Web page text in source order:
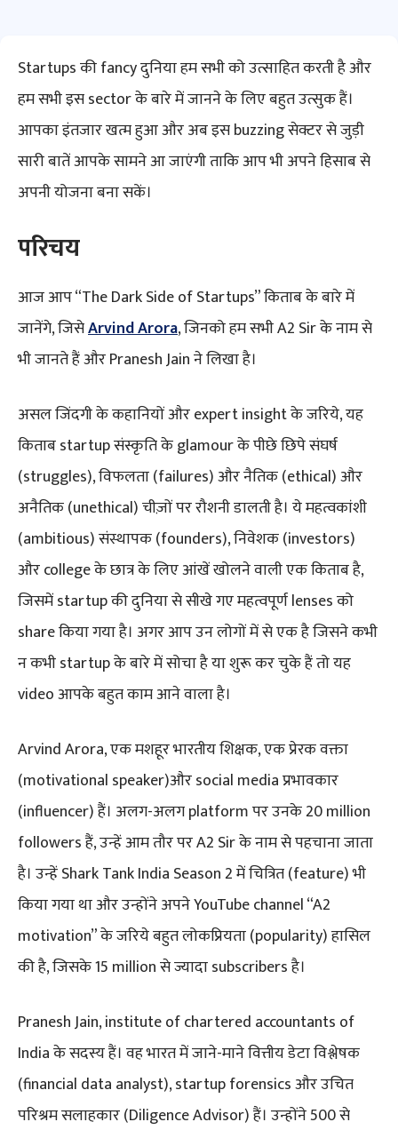
Startups की fancy दुनिया हम सभी को उत्साहित करती है और
हम सभी इस sector के बारे में जानने के लिए बहुत उत्सुक हैं।
आपका इंतजार खत्म हुआ और अब इस buzzing सेक्टर से जुड़ी
सारी बातें आपके सामने आ जाएंगी ताकि आप भी अपने हिसाब से
अपनी योजना बना सकें।
परिचय
आज आप “The Dark Side of Startups” किताब के बारे में
जानेंगे, जिसेArvind Arora, जिनको हम सभी A2 Sir के नाम से
भी जानते हैं और Pranesh Jain ने लिखा है।
असल जिंदगी के कहानियों और expert insight के जरिये, यह
किताब startup संस्कृति के glamour के पीछे छिपे संघर्ष
(struggles), विफलता (failures) और नैतिक (ethical) और
अनैतिक (unethical) चीज़ों पर रौशनी डालती है। ये महत्वकांशी
(ambitious) संस्थापक (founders), निवेशक (investors)
और college के छात्र के लिए आंखें खोलने वाली एक किताब है,
जिसमें startup की दुनिया से सीखे गए महत्वपूर्ण lenses को
share किया गया है। अगर आप उन लोगों में से एक है जिसने कभी
न कभी startup के बारे में सोचा है या शुरू कर चुके हैं तो यह
video आपके बहुत काम आने वाला है।
Arvind Arora, एक मशहूर भारतीय शिक्षक, एक प्रेरक वक्ता
(motivational speaker)और social media प्रभावकार
(influencer) हैं। अलग-अलग platform पर उनके 20 million
followers हैं, उन्हें आम तौर पर A2 Sir के नाम से पहचाना जाता
है। उन्हें Shark Tank India Season 2 में चित्रित (feature) भी
किया गया था और उन्होंने अपने YouTube channel “A2
motivation” के जरिये बहुत लोकप्रियता (popularity) हासिल
की है, जिसके 15 million से ज्यादा subscribers है।
Pranesh Jain, institute of chartered accountants of
India के सदस्य हैं। वह भारत में जाने-माने वित्तीय डेटा विश्लेषक
(financial data analyst), startup forensics और उचित
परिश्रम सलाहकार (Diligence Advisor) हैं। उन्होंने 500 से